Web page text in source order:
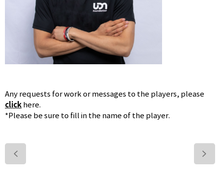
Any requests for work or messages to the players, please
click here.
*Please be sure to fill in the name of the player.